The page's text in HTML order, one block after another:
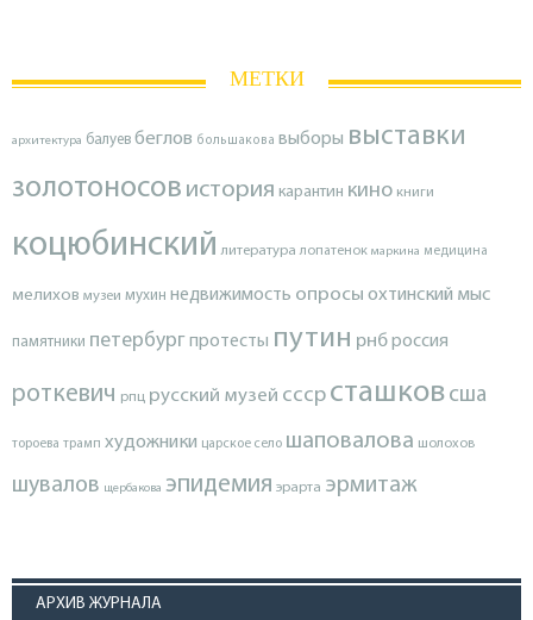
МЕТКИ
архитектура балуев беглов большакова выборы выставки
золотоносов история карантин кино книги
коцюбинский литература лопатенок маркина медицина
мелихов музеи мухин недвижимость опросы охтинский мыс
памятники петербургпротесты путин рнброссия
роткевич рпц русский музей ссср сташков сша
тороева трамп художники царское село шаповалова шолохов
шувалов щербакова эпидемия эрарта эрмитаж
АРХИВ ЖУРНАЛА